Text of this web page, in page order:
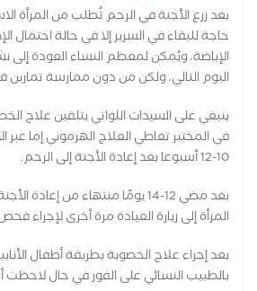
بعد زرع الأجنة في الرحم تُطلب من المرأة
حاجة للبقاء في السرير إلا في حالة احتمال
الإباضة، ويُمكن لمعظم النساء العودة إلى
اليوم التالي، ولكن من دون ممارسة تمارين
ينبغي على السيدات اللواتي يتلقين علاج
في المختبر تعاطي العلاج الهرموني إما عبر
10-12 أسبوعا بعد إعادة الأجنة إلى الرحم.
بعد مضي 12-14 يومًا منتهاء من إعادة
المرأة إلى زيارة العيادة مرة أخرى لإجراء
بعد إجراء علاج الخصوبة بطريقة أطفال
بالطبيب النسائي على الفور في حال لاحظت